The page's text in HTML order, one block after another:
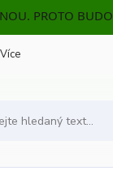
PROTO
Více